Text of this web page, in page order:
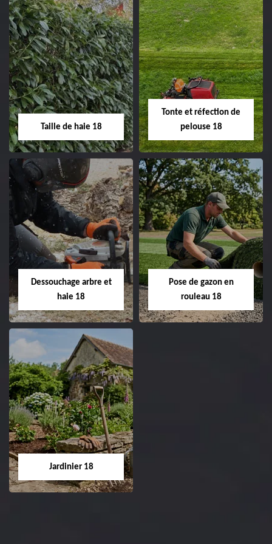
Elagage d'arbre 18
Entreprise élagage
d'arbre 18 Cher tel:
02.52.56.49.40
Abattage d'arbres
18
Entreprise abattage
Taille de haie 18
Taille de haie 18
Entreprise taille de haie
18 Cher tel:
02.52.56.49.40
Tonte et réfection de
pelouse 18
Tonte et réfection
de pelouse 18
Entreprise tonte et
Cher tel: 02.52.56.49.40
Dessouchage arbre et
haie 18
Dessouchage arbre
et haie 18
Entreprise dessouchage
arbre et haie 18 Cher
Pose de gazon en
rouleau 18
Jardinier 18